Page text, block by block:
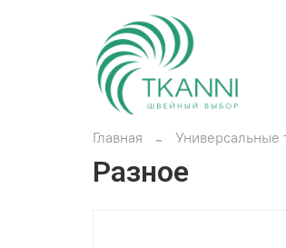
Главная Универсальные
Разное